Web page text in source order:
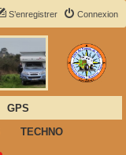
Connexion
S’enregistrer
GPS
TECHNO